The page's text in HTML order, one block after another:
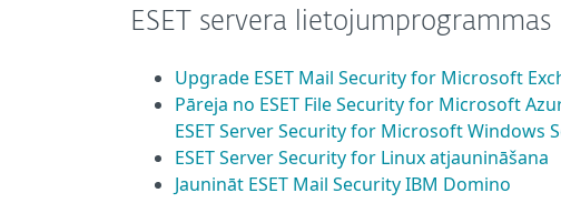
ESET servera lietojumprogrammas
Upgrade ESET Mail Security for Microsoft
Pāreja no ESET File Security for Microsoft
ESET Server Security for Microsoft Windows
ESET Server Security for Linux atjaunināšana
Jaunināt ESET Mail Security IBM Domino